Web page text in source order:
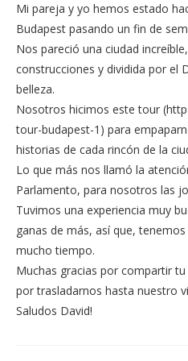
Mi pareja y yo hemos estado
Budapest pasando un fin de
Nos pareció una ciudad
construcciones y dividida por el
belleza.
Nosotros hicimos este tour (
tour-budapest-1 ) para
historias de cada rincón de la
Lo que más nos llamó la
Parlamento, para nosotros las
Tuvimos una experiencia muy
ganas de más, así que,
mucho tiempo.
Muchas gracias por compartir
por trasladarnos hasta nuestro
Saludos David!